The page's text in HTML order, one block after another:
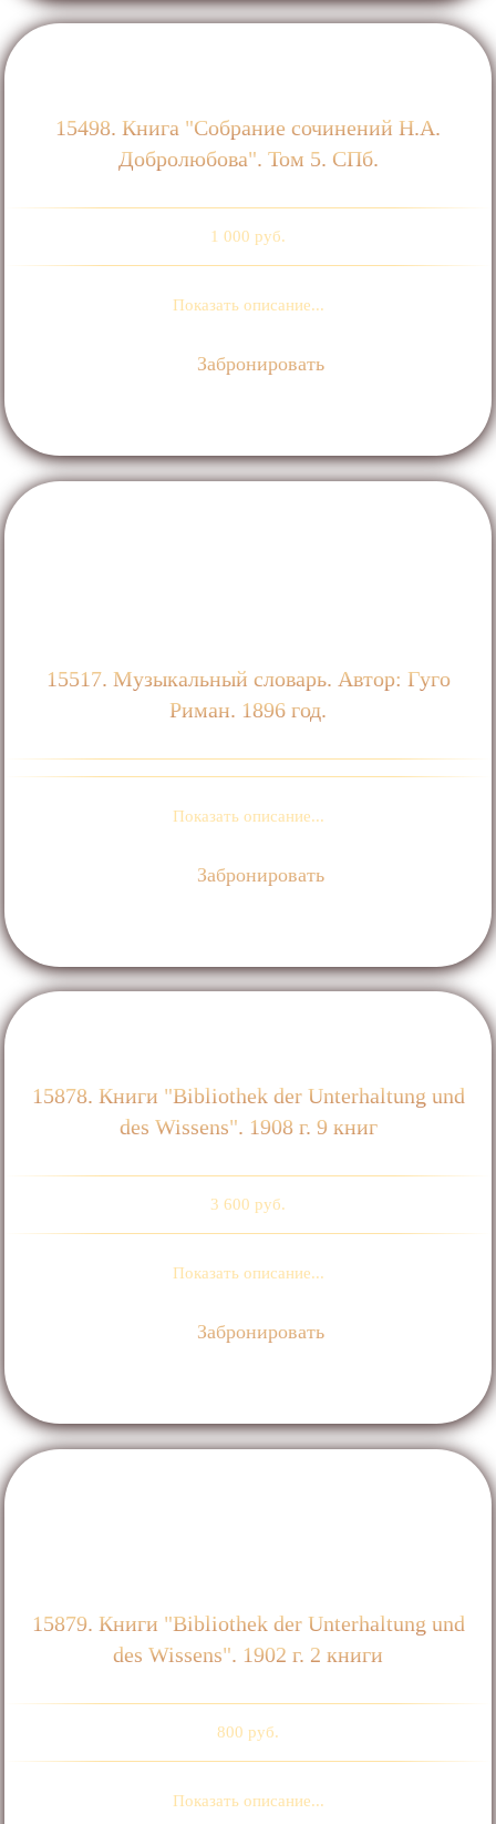
15498. Книга "Собрание сочинений Н.А.
Добролюбова". Том 5. СПб.
1 000 руб.
Показать описание...
Забронировать
15517. Музыкальный словарь. Автор: Гуго
Риман. 1896 год.
Показать описание...
Забронировать
15878. Книги "Bibliothek der Unterhaltung und
des Wissens". 1908 г. 9 книг
3 600 руб.
Показать описание...
Забронировать
15879. Книги "Bibliothek der Unterhaltung und
des Wissens". 1902 г. 2 книги
800 руб.
Показать описание...